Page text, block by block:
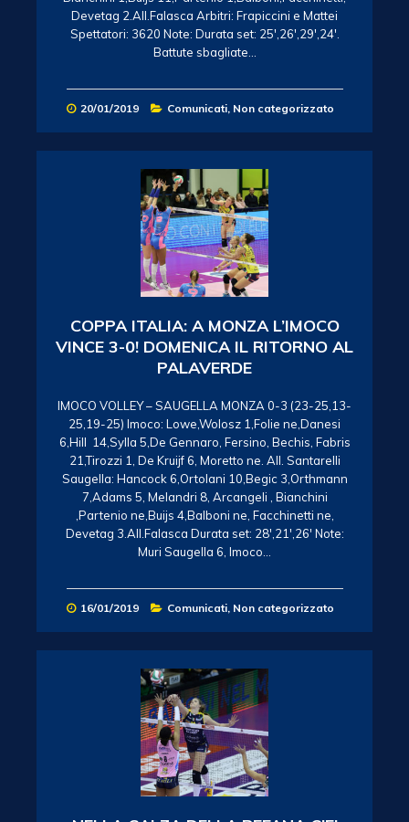
Devetag 2.All.Falasca Arbitri: Frapiccini e Mattei
Spettatori: 3620 Note: Durata set: 25′,26′,29′,24′.
Battute sbagliate…
20/01/2019 Comunicati, Non categorizzato
COPPA ITALIA: A MONZA L’IMOCO
VINCE 3-0! DOMENICA IL RITORNO AL
PALAVERDE
IMOCO VOLLEY – SAUGELLA MONZA 0-3 (23-25,13-
25,19-25) Imoco: Lowe,Wolosz 1,Folie ne,Danesi
6,Hill 14,Sylla 5,De Gennaro, Fersino, Bechis, Fabris
21,Tirozzi 1, De Kruijf 6, Moretto ne. All. Santarelli
Saugella: Hancock 6,Ortolani 10,Begic 3,Orthmann
7,Adams 5, Melandri 8, Arcangeli , Bianchini
,Partenio ne,Buijs 4,Balboni ne, Facchinetti ne,
Devetag 3.All.Falasca Durata set: 28′,21′,26′ Note:
Muri Saugella 6, Imoco…
16/01/2019 Comunicati, Non categorizzato